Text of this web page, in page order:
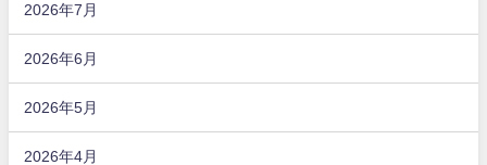
2026年7月
2026年6月
2026年5月
2026年4月